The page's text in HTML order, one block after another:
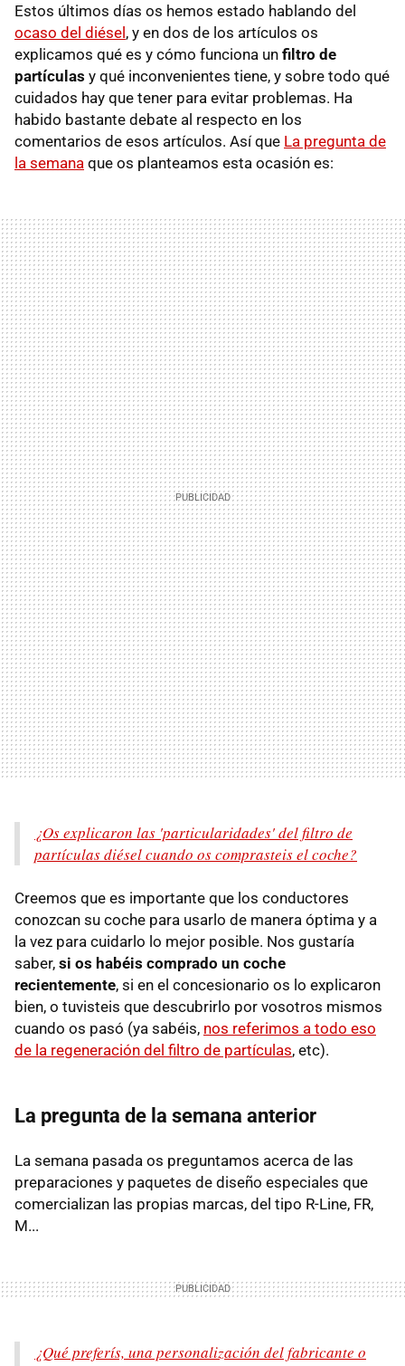
Estos últimos días os hemos estado hablando del
ocaso del diésel, y en dos de los artículos os
explicamos qué es y cómo funciona un filtro de
partículas y qué inconvenientes tiene, y sobre todo qué
cuidados hay que tener para evitar problemas. Ha
habido bastante debate al respecto en los
comentarios de esos artículos. Así que La pregunta de
la semana que os planteamos esta ocasión es:
¿Os explicaron las 'particularidades' del filtro de
partículas diésel cuando os comprasteis el coche?
Creemos que es importante que los conductores
conozcan su coche para usarlo de manera óptima y a
la vez para cuidarlo lo mejor posible. Nos gustaría
saber, si os habéis comprado un coche
recientemente, si en el concesionario os lo explicaron
bien, o tuvisteis que descubrirlo por vosotros mismos
cuando os pasó (ya sabéis, nos referimos a todo eso
de la regeneración del filtro de partículas, etc).
La pregunta de la semana anterior
La semana pasada os preguntamos acerca de las
preparaciones y paquetes de diseño especiales que
comercializan las propias marcas, del tipo R-Line, FR,
M...
¿Qué preferís, una personalización del fabricante o